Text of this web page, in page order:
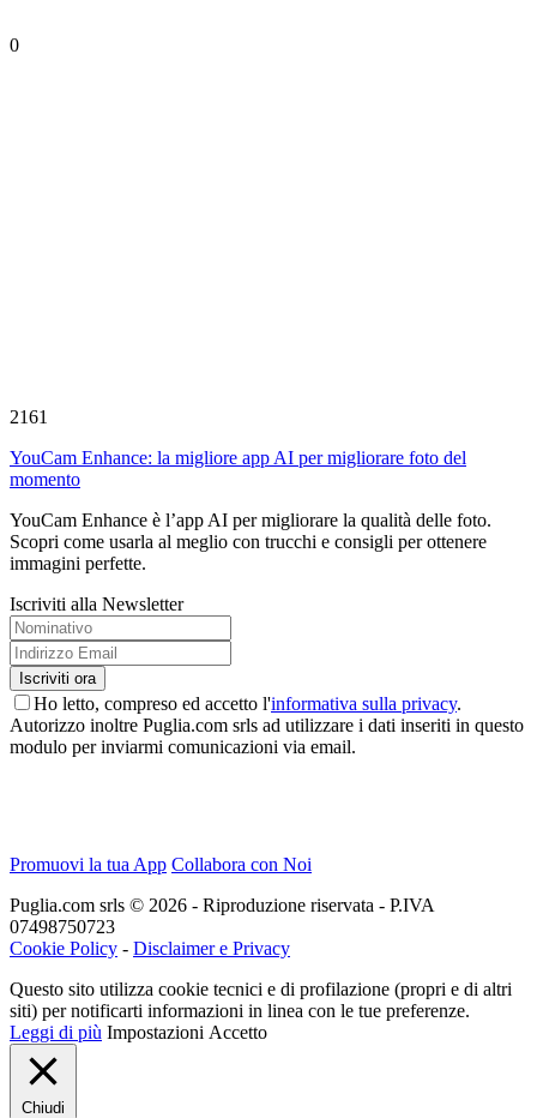
0
2161
YouCam Enhance: la migliore app AI per migliorare foto del
momento
YouCam Enhance è l’app AI per migliorare la qualità delle foto.
Scopri come usarla al meglio con trucchi e consigli per ottenere
immagini perfette.
Iscriviti alla Newsletter
Ho letto, compreso ed accetto l'informativa sulla privacy.
Autorizzo inoltre Puglia.com srls ad utilizzare i dati inseriti in questo
modulo per inviarmi comunicazioni via email.
Promuovi la tua App Collabora con Noi
Puglia.com srls © 2026 - Riproduzione riservata - P.IVA
07498750723
Cookie Policy - Disclaimer e Privacy
Questo sito utilizza cookie tecnici e di profilazione (propri e di altri
siti) per notificarti informazioni in linea con le tue preferenze.
Leggi di più Impostazioni Accetto
Chiudi